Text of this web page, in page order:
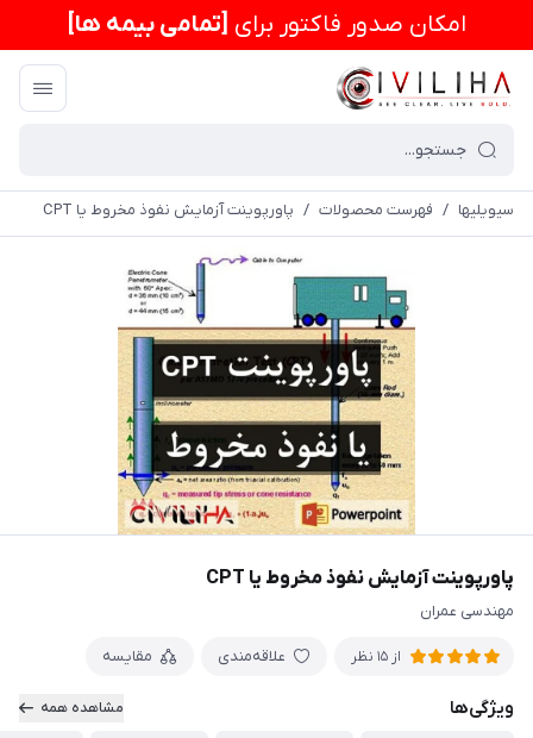
امكان صدور فاکتور برای [تمامی بیمه ها]
سیویلیها / فهرست محصولات / پاورپوینت آزمایش نفوذ مخروط یا CPT
پاورپوینت آزمایش نفوذ مخروط یا CPT
مهندسی عمران
از 15 نظر علاقه‌مندی مقایسه
ویژگی‌ها مشاهده همه